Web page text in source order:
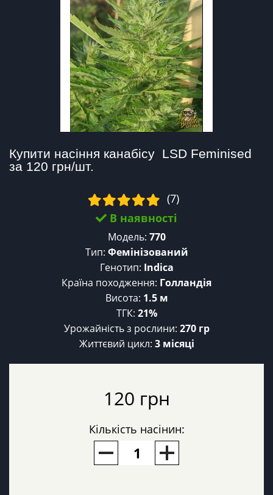
Купити насіння канабісу  LSD Feminised
за 120 грн/шт.
(7)
В наявності
Модель: 770
Тип: Фемінізований
Генотип: Indica
Країна походження: Голландія
Висота: 1.5 м
ТГК: 21%
Урожайність з рослини: 270 гр
Життєвий цикл: 3 місяці
120 грн
Кількість насінин: